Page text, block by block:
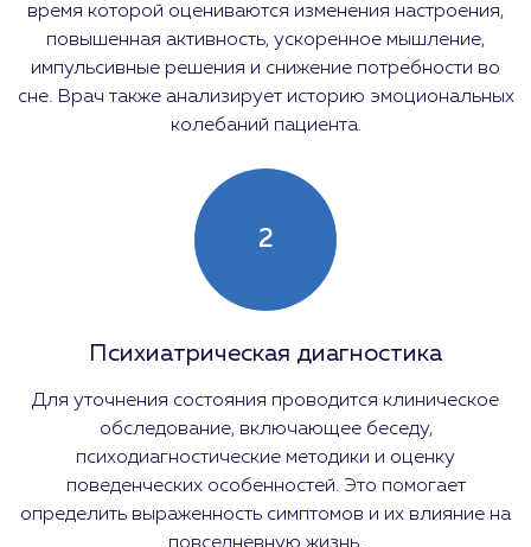
время которой оцениваются изменения настроения,
повышенная активность, ускоренное мышление,
импульсивные решения и снижение потребности во
сне. Врач также анализирует историю эмоциональных
колебаний пациента.
2
Психиатрическая диагностика
Для уточнения состояния проводится клиническое
обследование, включающее беседу,
психодиагностические методики и оценку
поведенческих особенностей. Это помогает
определить выраженность симптомов и их влияние на
повседневную жизнь.